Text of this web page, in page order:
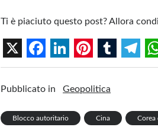
Ti è piaciuto questo post? Allora
X F
a
L
i
P
i
T
u
T
Pubblicato in Geopolitica
Blocco autoritario Cina Corea